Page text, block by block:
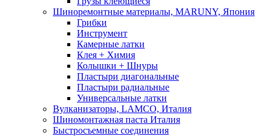
Шиноремонтные материалы, MARUNY, Япония
Грибки
Инструмент
Камерные латки
Клея + Химия
Колышки + Шнуры
Пластыри диагональные
Пластыри радиальные
Универсальные латки
Вулканизаторы, LAMCO, Италия
Шиномонтажная паста Италия
Быстросъемные соединения